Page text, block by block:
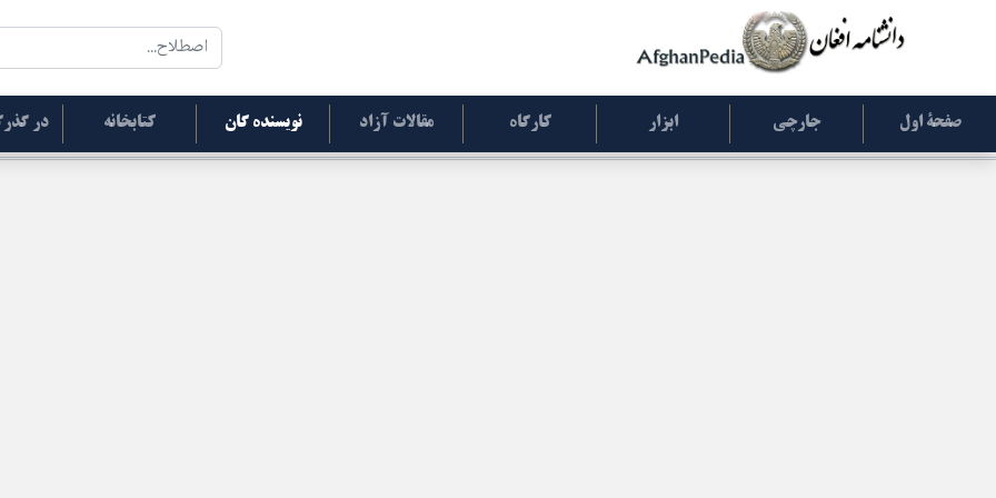
صفحۀ اول جارچی ابزار کارگاه مقالات آزاد نویسنده گان کتابخانه در